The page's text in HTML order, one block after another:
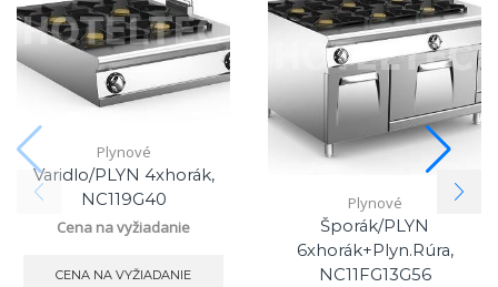
Plynové
Varidlo/PLYN 4xhorák,
NC119G40
Cena na vyžiadanie
CENA NA VYŽIADANIE
Plynové
Šporák/PLYN
6xhorák+plyn.rúra,
NC11FG13G56